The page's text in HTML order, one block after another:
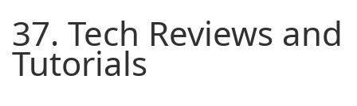
37. Tech Reviews and
Tutorials